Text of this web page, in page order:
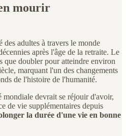
mourir
adultes à travers le monde
après l'âge de la retraite. Le
que doubler pour atteindre environ
marquant l'un des changements
de l'histoire de l'humanité.
mondiale devrait se réjouir d'avoir,
de vie supplémentaires depuis
la durée d'une vie en bonne